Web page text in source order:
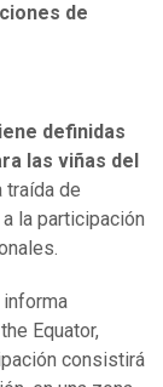
de
definidas
las viñas del
traída de
la participación
Equator,
consistirá